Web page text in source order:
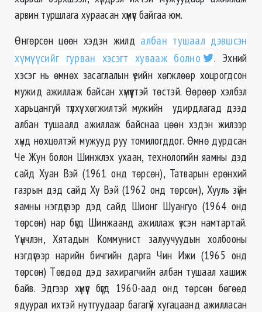
арвин туршлага хураасан хүмүүс байгаа юм.
Өнгөрсөн цөөн хэдэн жилд албан тушаал дэвшсэн
хүмүүсийг гурван хэсэгт хувааж болно
. Эхний
хэсэг нь өмнөх засаглалын үеийн хөгжлөөр хоцрогдсон
мужид ажиллаж байсан хүмүүстэй төстэй. Өөрөөр хэлбэл
харьцангуй түлхүү хөгжилтэй мужийн удирдлагад дээд
албан тушаалд ажиллаж байснаа цөөн хэдэн жилээр
хүнд нөхцөлтэй мужууд руу томилогддог. Өмнө дурдсан
Че Жун болон Шинжлэх ухаан, технологийн яамны дэд
сайд Хуан Вэй (1961 онд төрсөн), Татварын ерөнхий
газрын дэд сайд Ху Вэй (1962 онд төрсөн), Хууль зүйн
яамны нэгдүгээр дэд сайд Шионг Шуангуо (1964 онд
төрсөн) нар бүгд Шинжаанд ажиллаж үзсэн намтартай.
Үүнчлэн, Хятадын Коммунист залуучуудын холбооны
нэгдүгээр нарийн бичгийн дарга Чин Ижи (1965 онд
төрсөн) Төвдөд дэд захирагчийн албан тушаал хашиж
байв. Эдгээр хүмүүс бүгд 1960-аад онд төрсөн бөгөөд
ядуурал ихтэй нутгуудаар багагүй хугацаанд ажилласан